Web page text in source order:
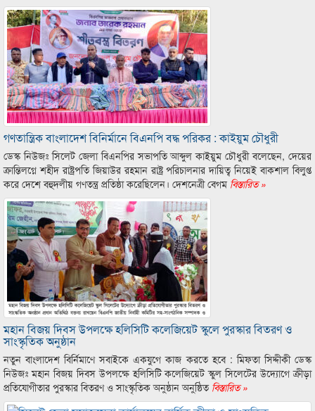
গণতান্ত্রিক বাংলাদেশ বিনির্মানে বিএনপি বদ্ধ পরিকর : কাইয়ুম চৌধুরী
ডেস্ক নিউজঃ সিলেট জেলা বিএনপির সভাপতি আব্দুল কাইয়ুম চৌধুরী বলেছেন, দেয়ের
ক্রান্তিলগ্নে শহীদ রাষ্ট্রপতি জিয়াউর রহমান রাষ্ট্র পরিচালনার দায়িত্ব নিয়েই বাকশাল বিলুপ্ত
করে দেশে বহুদলীয় গণতন্ত্র প্রতিষ্ঠা করেছিলেন। দেশনেত্রী বেগম বিস্তারিত »
মহান বিজয় দিবস উপলক্ষে হলিসিটি কলেজিয়েট স্কুলে পুরস্কার বিতরণ ও
সাংস্কৃতিক অনুষ্ঠান
নতুন বাংলাদেশ বির্নিমাণে সবাইকে একযুগে কাজ করতে হবে : মিফতা সিদ্দীকী ডেস্ক
নিউজঃ মহান বিজয় দিবস উপলক্ষে হলিসিটি কলেজিয়েট স্কুল সিলেটের উদ্যোগে ক্রীড়া
প্রতিযোগীতার পুরস্কার বিতরণ ও সাংস্কৃতিক অনুষ্ঠান অনুষ্ঠিতবিস্তারিত »